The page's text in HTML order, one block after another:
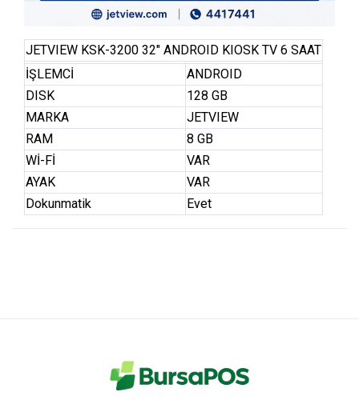
JETVIEW KSK-3200 32″ ANDROID KIOSK TV 6 SAAT
İŞLEMCİ
ANDROID
DISK
128 GB
MARKA
JETVIEW
RAM
8 GB
Wİ-Fİ
VAR
AYAK
VAR
Dokunmatik
Evet